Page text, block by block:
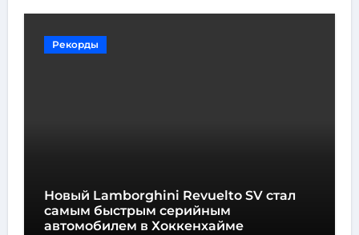
Рекорды
Новый Lamborghini Revuelto SV стал
самым быстрым серийным
автомобилем в Хоккенхайме